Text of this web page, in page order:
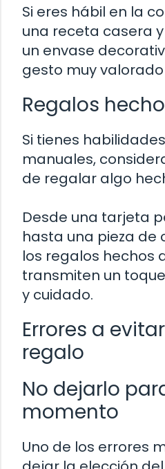
Si eres hábil en la
una receta casera
un envase
gesto muy
Regalos
Si tienes
manuales,
de regalar algo
Desde una tarjeta
hasta una pieza de
los regalos hechos
transmiten un
y cuidado.
Errores a
regalo
No dejarlo
momento
Uno de los errores